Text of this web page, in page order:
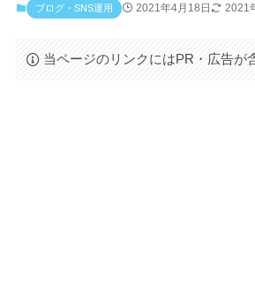
ブログ・SNS運用 2021年4月18日 2021
当ページのリンクにはPR・広告が